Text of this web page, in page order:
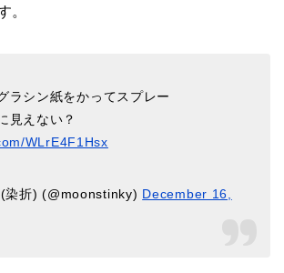
。
ラシン紙をかってスプレー
見えない？
WLrE4F1Hsx
折) (@moonstinky) December 16,